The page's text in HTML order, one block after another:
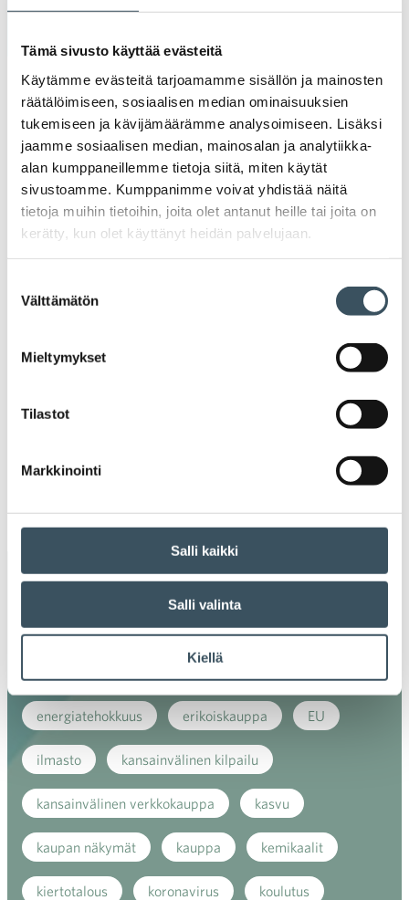
Tämä sivusto käyttää evästeitä
Käytämme evästeitä tarjoamamme sisällön ja mainosten
räätälöimiseen, sosiaalisen median ominaisuuksien
tukemiseen ja kävijämäärämme analysoimiseen. Lisäksi
jaamme sosiaalisen median, mainosalan ja analytiikka-
alan kumppaneillemme tietoja siitä, miten käytät
sivustoamme. Kumppanimme voivat yhdistää näitä
tietoja muihin tietoihin, joita olet antanut heille tai joita on
kerätty, kun olet käyttänyt heidän palvelujaan.
valinta
Välttämätön
Mieltymykset
Tilastot
Markkinointi
Salli kaikki
Salli valinta
Kiellä
2026
2025
2024
2023
2020
2019
Avainsanat
alv arvonlisävero digikauppa
energiatehokkuus erikoiskauppa EU
ilmasto kansainvälinen kilpailu
kansainvälinen verkkokauppa kasvu
kaupan näkymät kauppa kemikaalit
kiertotalous koronavirus koulutus